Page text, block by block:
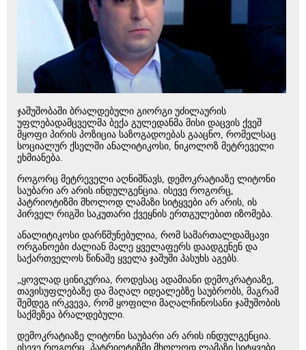
ჯაშუშობაში ბრალდებული გიორგი უძილაურის
უფლებადამცველმა ბექა გულედანმა მისი დაცვის ქვეშ
მყოფი პირის პოზიცია საზოგადოებას გააცნო, რომელსაც
სოციალურ ქსელში ანალიტიკოსი, ნიკოლოზ მეტრეველი
ეხმიანება.
როგორც მეტრეველი აღნიშნავს, დემოკრატიაზე ლიტონი
საუბარი არ არის ინდულგენცია. ისევე როგორც,
პატრიოტიზმი მხოლოდ ლამაზი სიტყვები არ არის, ის
პირველ რიგში საკუთარი ქვეყნის ერთგულებით იზომება.
ანალიტიკოსი დარწმუნებულია, რომ სამართალდამცავი
ორგანოები ძალიან მალე ყველაფერს დაადგენენ და
საქართველოს წინაშე ყველა ჯაშუში პასუხს აგებს.
„ყოვლად ცინიკურია, როდესაც ადამიანი დემოკრატიაზე,
თავისუფლებაზე და მაღალ იდეალებზე საუბრობს, მაგრამ
შემდეგ ირკვევა, რომ ყოფილი მაღალჩინოსანი ჯაშუშობის
საქმეზეა ბრალდებული.
დემოკრატიაზე ლიტონი საუბარი არ არის ინდულგენცია.
ისევე როგორც, პატრიოტიზმი მხოლოდ ლამაზი სიტყვები